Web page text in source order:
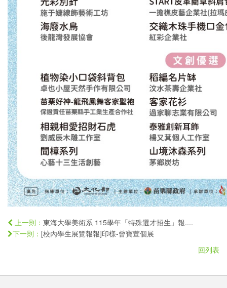
上一則： 東海大學美術系 115學年「特殊選才招生」報....
下一則： [校內學生展覽報報]印樣-曾寶萱個展
回列表